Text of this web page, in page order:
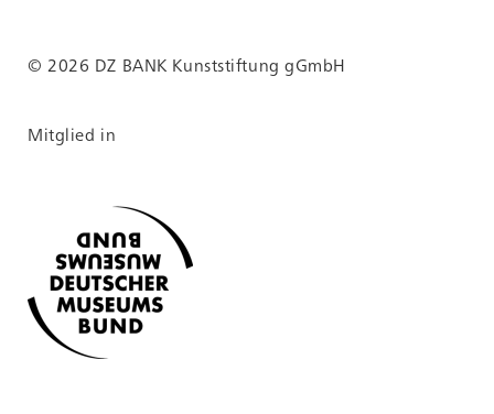
© 2026 DZ BANK Kunststiftung gGmbH
Mitglied in